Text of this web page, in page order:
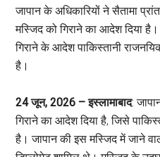
जापान के अधिकारियों ने सैतामा
मस्जिद को गिराने का आदेश दिया
गिराने के आदेश पाकिस्तानी
है।
24 जून, 2026 – इस्लामाबाद:
गिराने का आदेश दिया है, जिसे
है। जापान की इस मस्जिद में जाने